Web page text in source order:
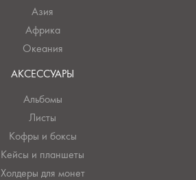
Азия
Африка
Океания
АКСЕССУАРЫ
Альбомы
Листы
Кофры и боксы
Кейсы и планшеты
Холдеры для монет